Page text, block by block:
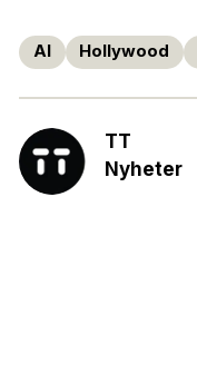
AI Hollywood
TT
Nyheter